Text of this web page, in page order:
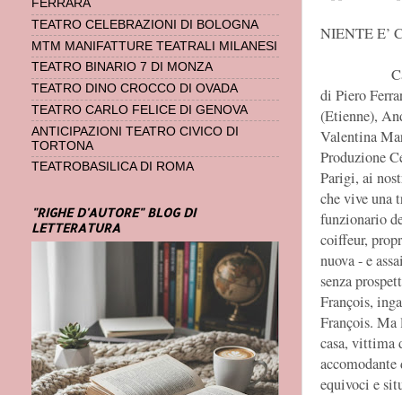
NIENTE E’
di Piero
(Etienne),
Valentina
Produzione
Parigi, ai
che vive una
funzionario
coiffeur,
nuova - e
senza
François,
François.
casa, vittima
equivoci e
FERRARA
TEATRO CELEBRAZIONI DI BOLOGNA
MTM MANIFATTURE TEATRALI MILANESI
TEATRO BINARIO 7 DI MONZA
TEATRO DINO CROCCO DI OVADA
TEATRO CARLO FELICE DI GENOVA
ANTICIPAZIONI TEATRO CIVICO DI
TORTONA
TEATROBASILICA DI ROMA
"RIGHE D'AUTORE" BLOG DI
LETTERATURA